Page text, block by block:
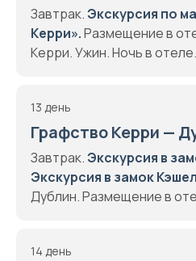
Завтрак.Экскурсия по
Керри».Размещение в
Керри. Ужин. Ночь в отеле.
13 день
Графство Керри —
Завтрак.Экскурсия в
Экскурсия в замок
Дублин. Размещение в
14 день